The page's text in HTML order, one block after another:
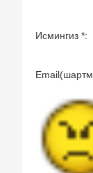
Исмингиз *: